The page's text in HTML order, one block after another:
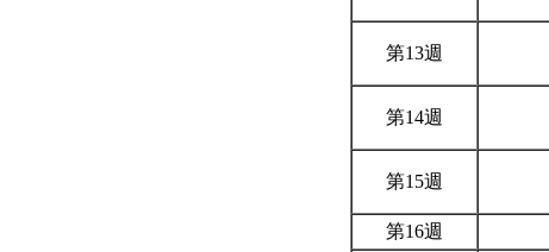
第13週
第14週
第15週
第16週